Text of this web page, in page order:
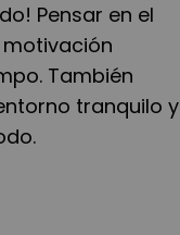
Pensar en el
motivación
También
tranquilo y